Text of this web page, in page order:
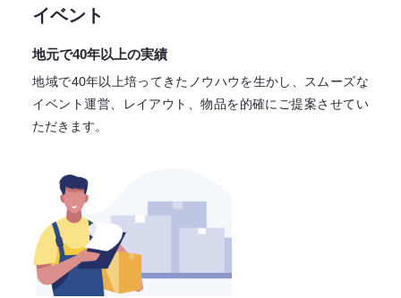
イベント
地元で40年以上の実績
地域で40年以上培ってきたノウハウを生かし、スムーズな
イベント運営、レイアウト、物品を的確にご提案させてい
ただきます。